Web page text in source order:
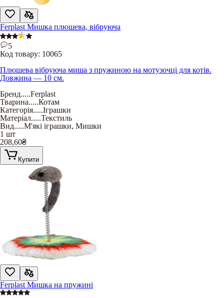
Ferplast Мишка плюшева, вібруюча
5
Код товару: 10065
Плюшева вібруюча миша з пружиною на мотузочці для котів.
Довжина — 10 см.
Бренд.....Ferplast
Тварина.....Котам
Категорія.....Іграшки
Матеріал.....Текстиль
Вид.....М'які іграшки, Мишки
1 шт
208,60₴
Купити
Ferplast Мишка на пружині